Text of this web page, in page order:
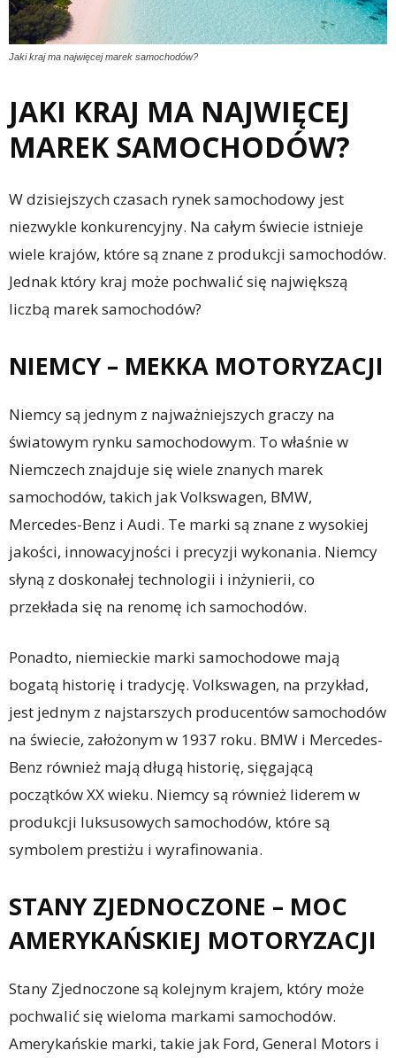
Jaki kraj ma najwięcej marek samochodów?
JAKI KRAJ MA NAJWIĘCEJ
MAREK SAMOCHODÓW?
W dzisiejszych czasach rynek samochodowy jest
niezwykle konkurencyjny. Na całym świecie istnieje
wiele krajów, które są znane z produkcji samochodów.
Jednak który kraj może pochwalić się największą
liczbą marek samochodów?
NIEMCY – MEKKA MOTORYZACJI
Niemcy są jednym z najważniejszych graczy na
światowym rynku samochodowym. To właśnie w
Niemczech znajduje się wiele znanych marek
samochodów, takich jak Volkswagen, BMW,
Mercedes-Benz i Audi. Te marki są znane z wysokiej
jakości, innowacyjności i precyzji wykonania. Niemcy
słyną z doskonałej technologii i inżynierii, co
przekłada się na renomę ich samochodów.
Ponadto, niemieckie marki samochodowe mają
bogatą historię i tradycję. Volkswagen, na przykład,
jest jednym z najstarszych producentów samochodów
na świecie, założonym w 1937 roku. BMW i Mercedes-
Benz również mają długą historię, sięgającą
początków XX wieku. Niemcy są również liderem w
produkcji luksusowych samochodów, które są
symbolem prestiżu i wyrafinowania.
STANY ZJEDNOCZONE – MOC
AMERYKAŃSKIEJ MOTORYZACJI
Stany Zjednoczone są kolejnym krajem, który może
pochwalić się wieloma markami samochodów.
Amerykańskie marki, takie jak Ford, General Motors i